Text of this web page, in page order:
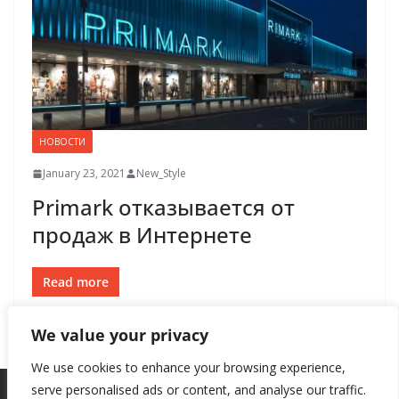
We value your privacy
We use cookies to enhance your browsing experience,
serve personalised ads or content, and analyse our traffic.
НОВОСТИ
January 23, 2021 New_Style
Primark отказывается от
продаж в Интернете
Read more